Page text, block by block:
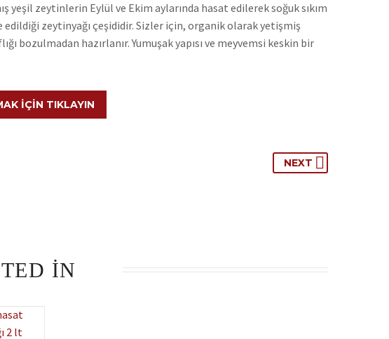
yeşil zeytinlerin Eylül ve Ekim aylarında hasat edilerek soğuk sıkım
edildiği zeytinyağı çeşididir. Sizler için, organik olarak yetişmiş
bozulmadan hazırlanır. Yumuşak yapısı ve meyvemsi keskin bir
İÇIN TIKLAYIN
NEXT
IN